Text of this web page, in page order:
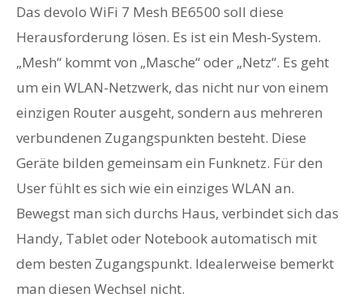
Das devolo WiFi 7 Mesh BE6500 soll diese
Herausforderung lösen. Es ist ein Mesh-System.
„Mesh“ kommt von „Masche“ oder „Netz“. Es geht
um ein WLAN-Netzwerk, das nicht nur von einem
einzigen Router ausgeht, sondern aus mehreren
verbundenen Zugangspunkten besteht. Diese
Geräte bilden gemeinsam ein Funknetz. Für den
User fühlt es sich wie ein einziges WLAN an.
Bewegst man sich durchs Haus, verbindet sich das
Handy, Tablet oder Notebook automatisch mit
dem besten Zugangspunkt. Idealerweise bemerkt
man diesen Wechsel nicht.